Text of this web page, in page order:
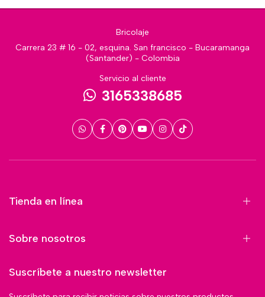
Bricolaje
Carrera 23 # 16 - 02, esquina. San francisco - Bucaramanga
(Santander) - Colombia
Servicio al cliente
3165338685
Tienda en línea
Sobre nosotros
Suscríbete a nuestro newsletter